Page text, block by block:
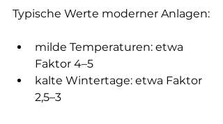
Typische Werte moderner Anlagen:
milde Temperaturen: etwa
Faktor 4–5
kalte Wintertage: etwa Faktor
2,5–3